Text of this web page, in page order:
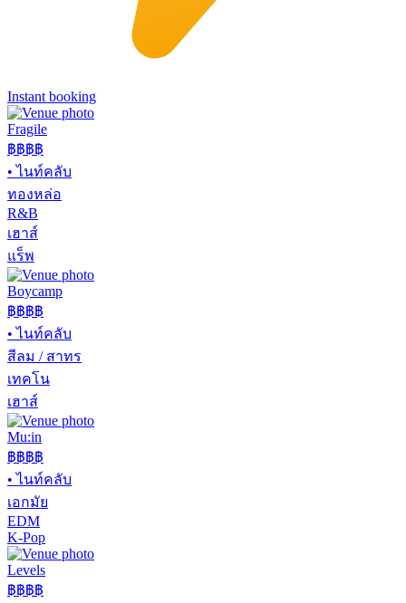
Instant booking
Fragile
฿฿฿฿
•ไนท์คลับ
ทองหล่อ
R&B
เฮาส์
แร็พ
Boycamp
฿฿฿฿
•ไนท์คลับ
สีลม / สาทร
เทคโน
เฮาส์
Mu:in
฿฿฿฿
•ไนท์คลับ
เอกมัย
EDM
K-Pop
Levels
฿฿฿฿